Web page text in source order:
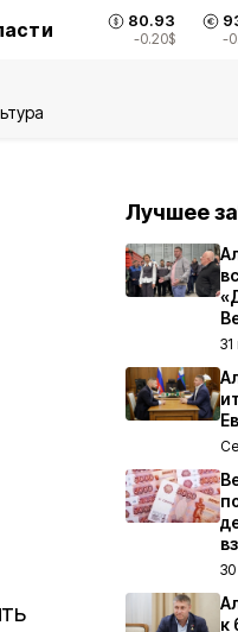
80.93
-0.20$ -
Лучшее за
31
к